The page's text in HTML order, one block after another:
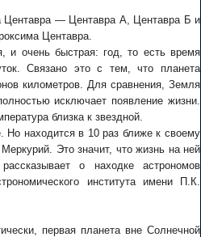
Центавра — Центавра А, Центавра Б и
Центавра.
и очень быстрая: год, то есть время
Связано это с тем, что планета
километров. Для сравнения, Земля
исключает появление жизни.
близка к звездной.
находится в 10 раз ближе к своему
Это значит, что жизнь на ней
о находке астрономов
института имени П.К.
первая планета вне Солнечной